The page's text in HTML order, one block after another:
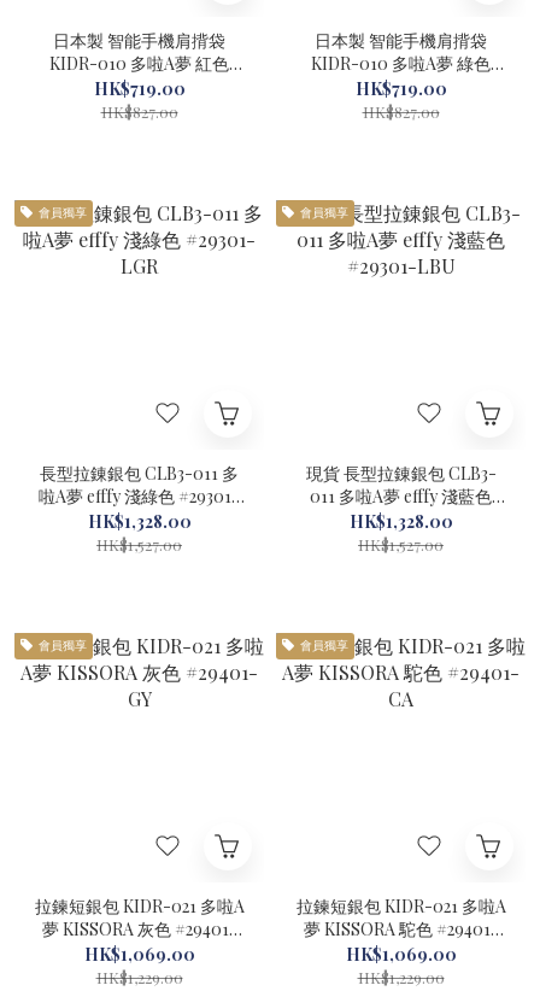
日本製 智能手機肩揹袋
KIDR-010 多啦A夢 紅色
Kissora #22090RD-1
HK$719.00
HK$827.00
日本製 智能手機肩揹袋
KIDR-010 多啦A夢 綠色
Kissora #22090GR-1
HK$719.00
HK$827.00
會員獨享
長型拉錬銀包 CLB3-011 多
啦A夢 efffy 淺綠色 #29301-
LGR
HK$1,328.00
HK$1,527.00
會員獨享
現貨 長型拉錬銀包 CLB3-
011 多啦A夢 efffy 淺藍色
#29301-LBU
HK$1,328.00
HK$1,527.00
會員獨享
拉鍊短銀包 KIDR-021 多啦A
夢 KISSORA 灰色 #29401-
GY
HK$1,069.00
HK$1,229.00
會員獨享
拉鍊短銀包 KIDR-021 多啦A
夢 KISSORA 駝色 #29401-
CA
HK$1,069.00
HK$1,229.00